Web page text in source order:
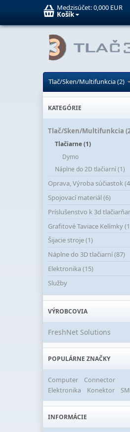
Medzisúčet:0,000 EUR
Košík
Tlač/Sken/Multifunkcia (2)
KATEGÓRIE
Tlač/Sken/Multifunkcia
Tlačiarne (1)
Dymo
Náplne do 2D tlačiarní (1)
Oprava, Výroba súčiastok
Spojovací materiál (6)
Príslušenstvo k 3d
Grafitové Taviace Kelímky
Šijacie stroje (1)
Náplne do 3D tlačiarní (87)
Elektronika (15)
Služby
VÝROBCOVIA
FreshNet Solutions
POPULÁRNE ZNAČKY
Computer
Connector
Elektronika
Konektor
INFORMÁCIE